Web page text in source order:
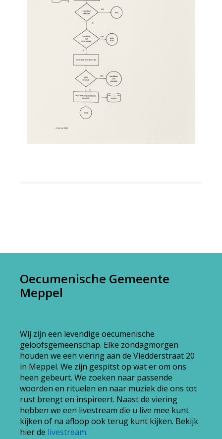
Oecumenische Gemeente
Meppel
Wij zijn een levendige oecumenische
geloofsgemeenschap. Elke zondagmorgen
houden we een viering aan de Vledderstraat 20
in Meppel. We zijn gespitst op wat er om ons
heen gebeurt. We zoeken naar passende
woorden en rituelen en naar muziek die ons tot
rust brengt en inspireert. Naast de viering
hebben we een livestream die u live mee kunt
kijken of na afloop ook terug kunt kijken. Bekijk
hier de livestream.